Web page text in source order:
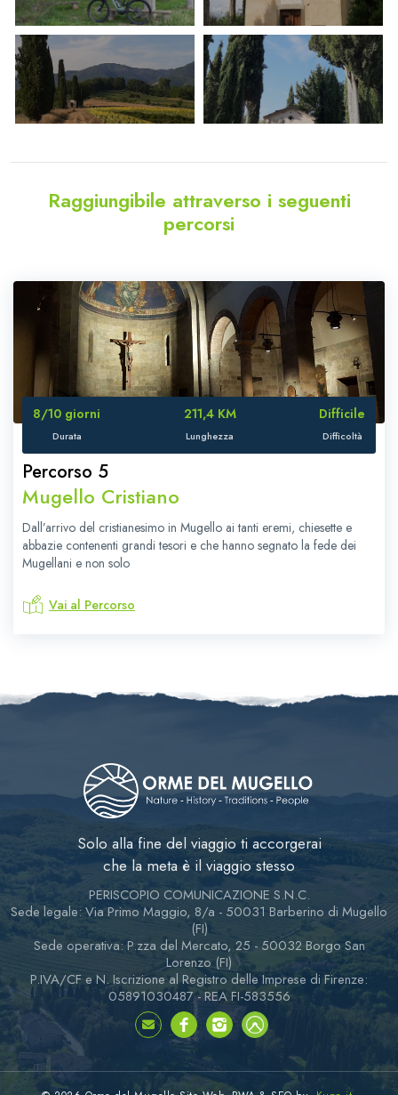
Raggiungibile attraverso i seguenti
percorsi
Percorso 5
Mugello Cristiano
Durata
8/10 giorni
Lunghezza
211,4 KM
Difficoltà
Difficile
Dall’arrivo del cristianesimo in Mugello ai tanti eremi, chiesette e
abbazie contenenti grandi tesori e che hanno segnato la fede dei
Mugellani e non solo
Vai al Percorso
Solo alla fine del viaggio ti accorgerai
che la meta è il viaggio stesso
PERISCOPIO COMUNICAZIONE S.N.C.
Sede legale: Via Primo Maggio, 8/a - 50031 Barberino di Mugello
(FI)
Sede operativa: P.zza del Mercato, 25 - 50032 Borgo San
Lorenzo (FI)
P.IVA/CF e N. Iscrizione al Registro delle Imprese di Firenze:
05891030487 - REA FI-583556